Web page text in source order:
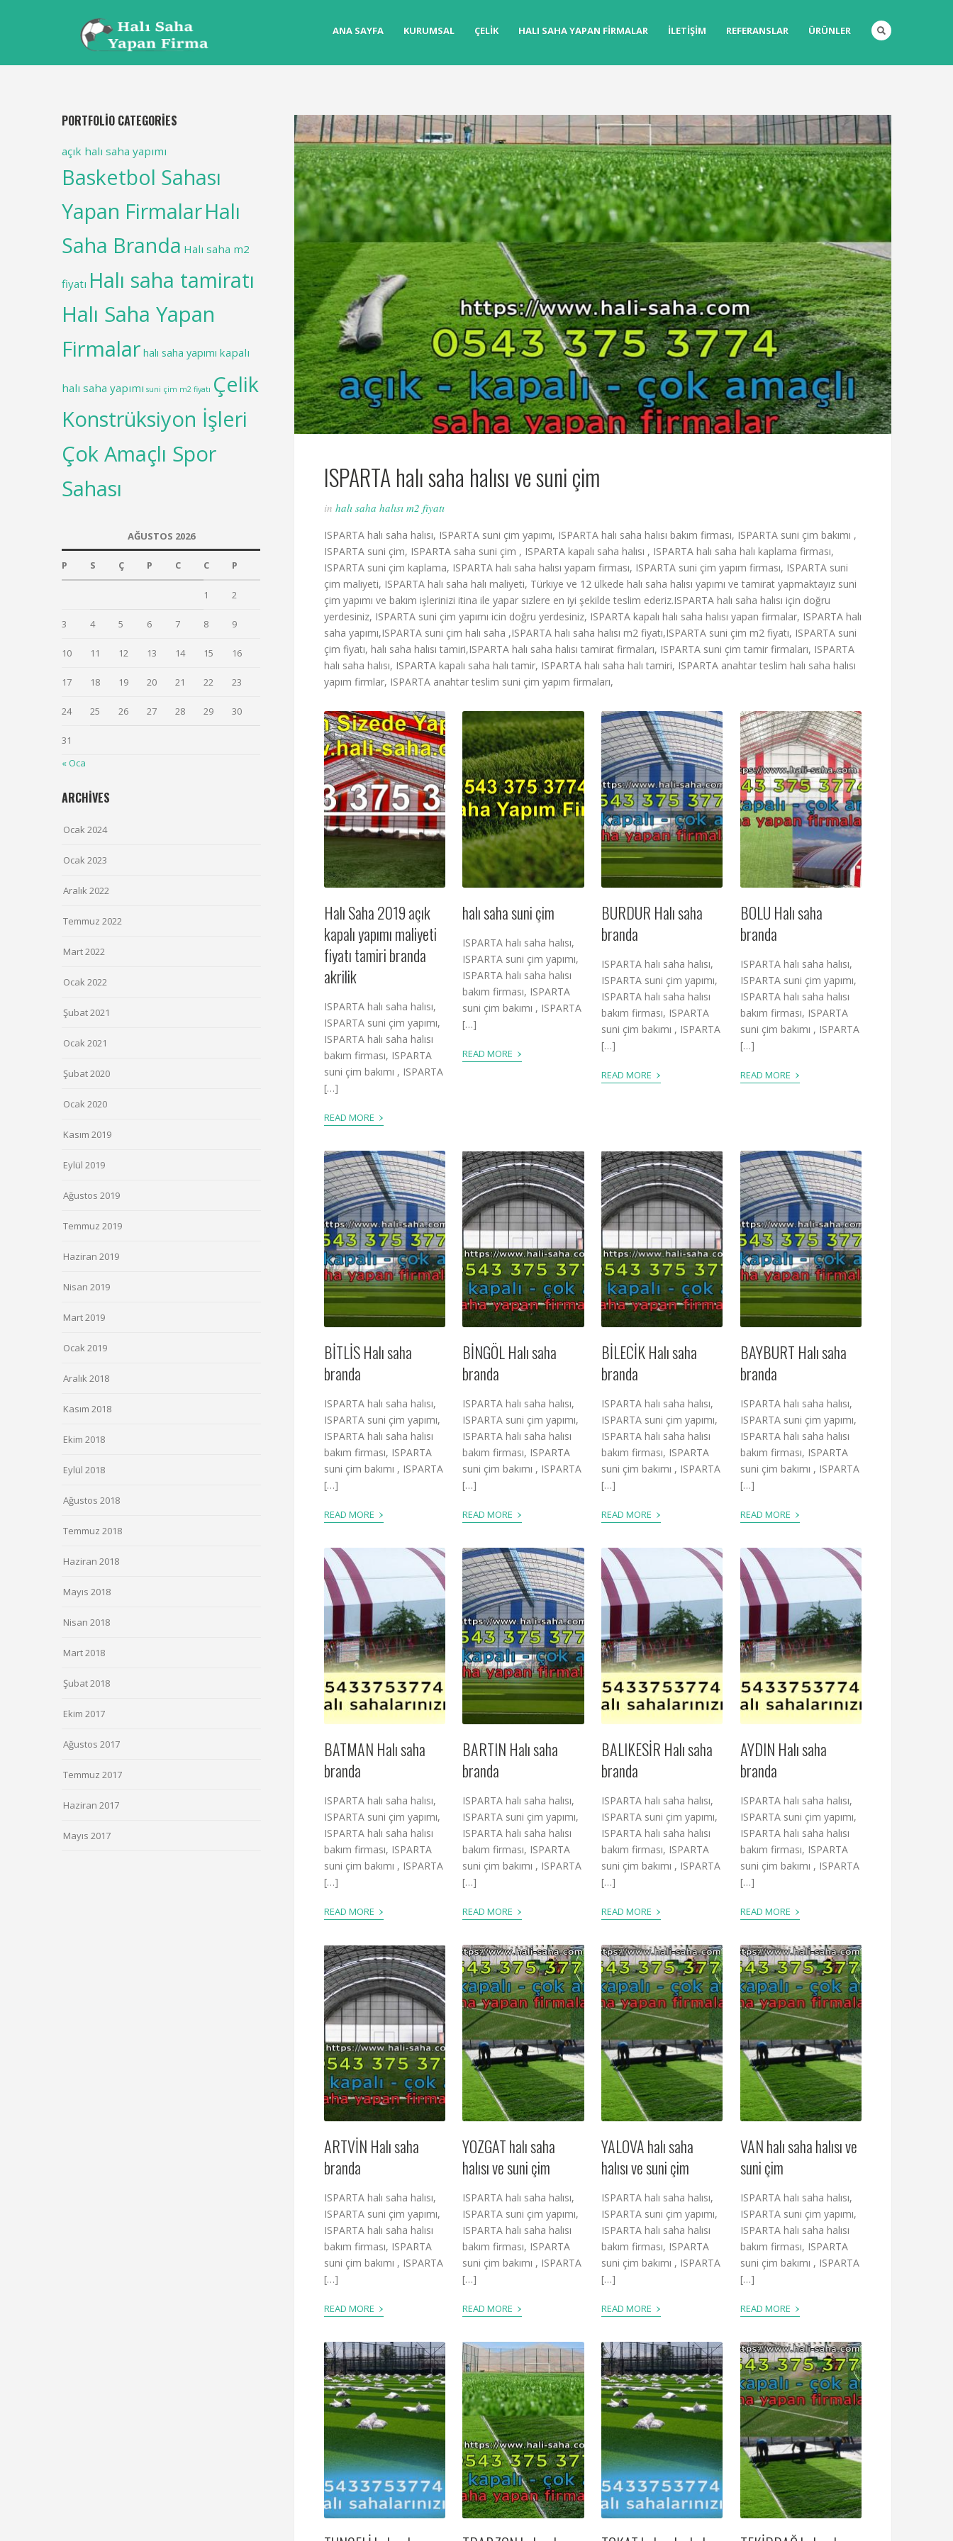
ANA SAYFA KURUMSAL ÇELIK HALI SAHA YAPAN FIRMALAR İLETIŞIM REFERANSLAR ÜRÜNLER
ISPARTA halı saha halısı ve suni çim
in halı saha halısı m2 fiyatı
ISPARTA halı saha halısı, ISPARTA suni çim yapımı, ISPARTA halı saha halısı bakım firması, ISPARTA suni çim bakımı ,
ISPARTA suni çim, ISPARTA saha suni çim , ISPARTA kapalı saha halısı , ISPARTA halı saha halı kaplama firması,
ISPARTA suni çim kaplama, ISPARTA halı saha halısı yapam firması, ISPARTA suni çim yapım firması, ISPARTA suni
çim maliyeti, ISPARTA halı saha halı maliyeti, Türkiye ve 12 ülkede halı saha halısı yapımı ve tamirat yapmaktayız suni
çim yapımı ve bakım işlerinizi itina ile yapar sızlere en iyi şekilde teslim ederiz.ISPARTA halı saha halısı için doğru
yerdesiniz, ISPARTA suni çim yapımı icin doğru yerdesiniz, ISPARTA kapalı halı saha halısı yapan firmalar, ISPARTA halı
saha yapımı,ISPARTA suni çim halı saha ,ISPARTA halı saha halısı m2 fiyatı,ISPARTA suni çim m2 fiyatı, ISPARTA suni
çim fiyatı, halı saha halısı tamiri,ISPARTA halı saha halısı tamirat firmaları, ISPARTA suni çim tamir firmaları, ISPARTA
halı saha halısı, ISPARTA kapalı saha halı tamir, ISPARTA halı saha halı tamiri, ISPARTA anahtar teslim halı saha halısı
yapım firmlar, ISPARTA anahtar teslim suni çim yapım firmaları,
Halı Saha 2019 açık
kapalı yapımı maliyeti
fiyatı tamiri branda
akrilik
ISPARTA halı saha halısı,
ISPARTA suni çim yapımı,
ISPARTA halı saha halısı
bakım firması, ISPARTA
suni çim bakımı , ISPARTA
[…]
READ MORE ›
halı saha suni çim
ISPARTA halı saha halısı,
ISPARTA suni çim yapımı,
ISPARTA halı saha halısı
bakım firması, ISPARTA
suni çim bakımı , ISPARTA
[…]
READ MORE ›
BURDUR Halı saha
branda
ISPARTA halı saha halısı,
ISPARTA suni çim yapımı,
ISPARTA halı saha halısı
bakım firması, ISPARTA
suni çim bakımı , ISPARTA
[…]
READ MORE ›
BOLU Halı saha
branda
ISPARTA halı saha halısı,
ISPARTA suni çim yapımı,
ISPARTA halı saha halısı
bakım firması, ISPARTA
suni çim bakımı , ISPARTA
[…]
READ MORE ›
BİTLİS Halı saha
branda
ISPARTA halı saha halısı,
ISPARTA suni çim yapımı,
ISPARTA halı saha halısı
bakım firması, ISPARTA
suni çim bakımı , ISPARTA
[…]
READ MORE ›
BİNGÖL Halı saha
branda
ISPARTA halı saha halısı,
ISPARTA suni çim yapımı,
ISPARTA halı saha halısı
bakım firması, ISPARTA
suni çim bakımı , ISPARTA
[…]
READ MORE ›
BİLECİK Halı saha
branda
ISPARTA halı saha halısı,
ISPARTA suni çim yapımı,
ISPARTA halı saha halısı
bakım firması, ISPARTA
suni çim bakımı , ISPARTA
[…]
READ MORE ›
BAYBURT Halı saha
branda
ISPARTA halı saha halısı,
ISPARTA suni çim yapımı,
ISPARTA halı saha halısı
bakım firması, ISPARTA
suni çim bakımı , ISPARTA
[…]
READ MORE ›
BATMAN Halı saha
branda
ISPARTA halı saha halısı,
ISPARTA suni çim yapımı,
ISPARTA halı saha halısı
bakım firması, ISPARTA
suni çim bakımı , ISPARTA
[…]
READ MORE ›
BARTIN Halı saha
branda
ISPARTA halı saha halısı,
ISPARTA suni çim yapımı,
ISPARTA halı saha halısı
bakım firması, ISPARTA
suni çim bakımı , ISPARTA
[…]
READ MORE ›
BALIKESİR Halı saha
branda
ISPARTA halı saha halısı,
ISPARTA suni çim yapımı,
ISPARTA halı saha halısı
bakım firması, ISPARTA
suni çim bakımı , ISPARTA
[…]
READ MORE ›
AYDIN Halı saha
branda
ISPARTA halı saha halısı,
ISPARTA suni çim yapımı,
ISPARTA halı saha halısı
bakım firması, ISPARTA
suni çim bakımı , ISPARTA
[…]
READ MORE ›
ARTVİN Halı saha
branda
ISPARTA halı saha halısı,
ISPARTA suni çim yapımı,
ISPARTA halı saha halısı
bakım firması, ISPARTA
suni çim bakımı , ISPARTA
[…]
READ MORE ›
YOZGAT halı saha
halısı ve suni çim
ISPARTA halı saha halısı,
ISPARTA suni çim yapımı,
ISPARTA halı saha halısı
bakım firması, ISPARTA
suni çim bakımı , ISPARTA
[…]
READ MORE ›
YALOVA halı saha
halısı ve suni çim
ISPARTA halı saha halısı,
ISPARTA suni çim yapımı,
ISPARTA halı saha halısı
bakım firması, ISPARTA
suni çim bakımı , ISPARTA
[…]
READ MORE ›
VAN halı saha halısı ve
suni çim
ISPARTA halı saha halısı,
ISPARTA suni çim yapımı,
ISPARTA halı saha halısı
bakım firması, ISPARTA
suni çim bakımı , ISPARTA
[…]
READ MORE ›
PORTFOLIO CATEGORIES
açık halı saha yapımı
Basketbol Sahası
Yapan FirmalarHalı
Saha Branda Halı saha m2
fiyatı Halı saha tamiratı
Halı Saha Yapan
Firmalar halı saha yapımı kapalı
halı saha yapımı suni çim m2 fiyatı Çelik
Konstrüksiyon İşleri
Çok Amaçlı Spor
Sahası
AĞUSTOS 2026
P S Ç P C C P
1 2
3 4 5 6 7 8 9
10 11 12 13 14 15 16
17 18 19 20 21 22 23
24 25 26 27 28 29 30
31
« Oca
ARCHIVES
Ocak 2024
Ocak 2023
Aralık 2022
Temmuz 2022
Mart 2022
Ocak 2022
Şubat 2021
Ocak 2021
Şubat 2020
Ocak 2020
Kasım 2019
Eylül 2019
Ağustos 2019
Temmuz 2019
Haziran 2019
Nisan 2019
Mart 2019
Ocak 2019
Aralık 2018
Kasım 2018
Ekim 2018
Eylül 2018
Ağustos 2018
Temmuz 2018
Haziran 2018
Mayıs 2018
Nisan 2018
Mart 2018
Şubat 2018
Ekim 2017
Ağustos 2017
Temmuz 2017
Haziran 2017
Mayıs 2017